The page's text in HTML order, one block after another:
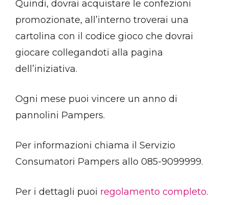
Quindi, dovrai acquistare le confezioni
promozionate, all’interno troverai una
cartolina con il codice gioco che dovrai
giocare collegandoti alla pagina
dell’iniziativa.
Ogni mese puoi vincere un anno di
pannolini Pampers.
Per informazioni chiama il Servizio
Consumatori Pampers allo 085-9099999.
Per i dettagli puoi regolamento completo.